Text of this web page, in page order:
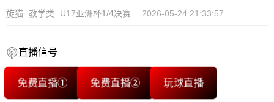
旋猫 教学类 U17亚洲杯1/4决赛 2026-05-24 21:33:57
直播信号
免费直播① 免费直播② 玩球直播